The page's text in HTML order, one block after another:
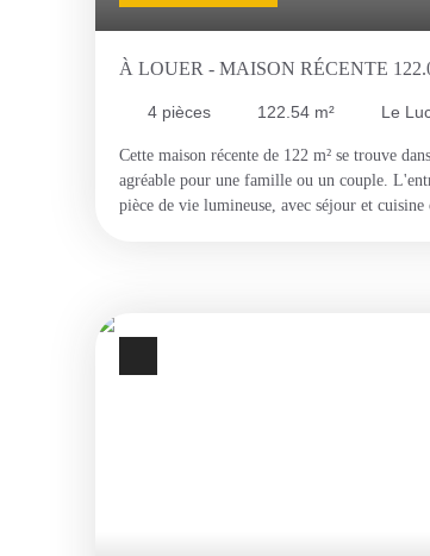
À LOUER - MAISON RÉCENTE
4 pièces 122.54 m² Le
Cette maison récente de 122 m² se trouve
agréable pour une famille ou un couple.
pièce de vie lumineuse, avec séjour et
équivalents à 3 fois le loyer). Pour une